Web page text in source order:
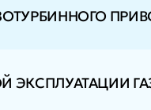
ЭКСПЛУАТАЦИИ